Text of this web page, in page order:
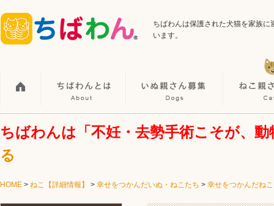
ちばわんは保護された犬猫を家族
います。
ちばわんは「不妊・去勢手術こそが、
る
HOME > ねこ【詳細情報】 > 幸せをつかんだいぬ・ねこたち > 幸せをつかんだねこ